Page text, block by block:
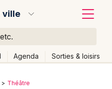
ville
Agenda Sorties & loisirs
Théâtre